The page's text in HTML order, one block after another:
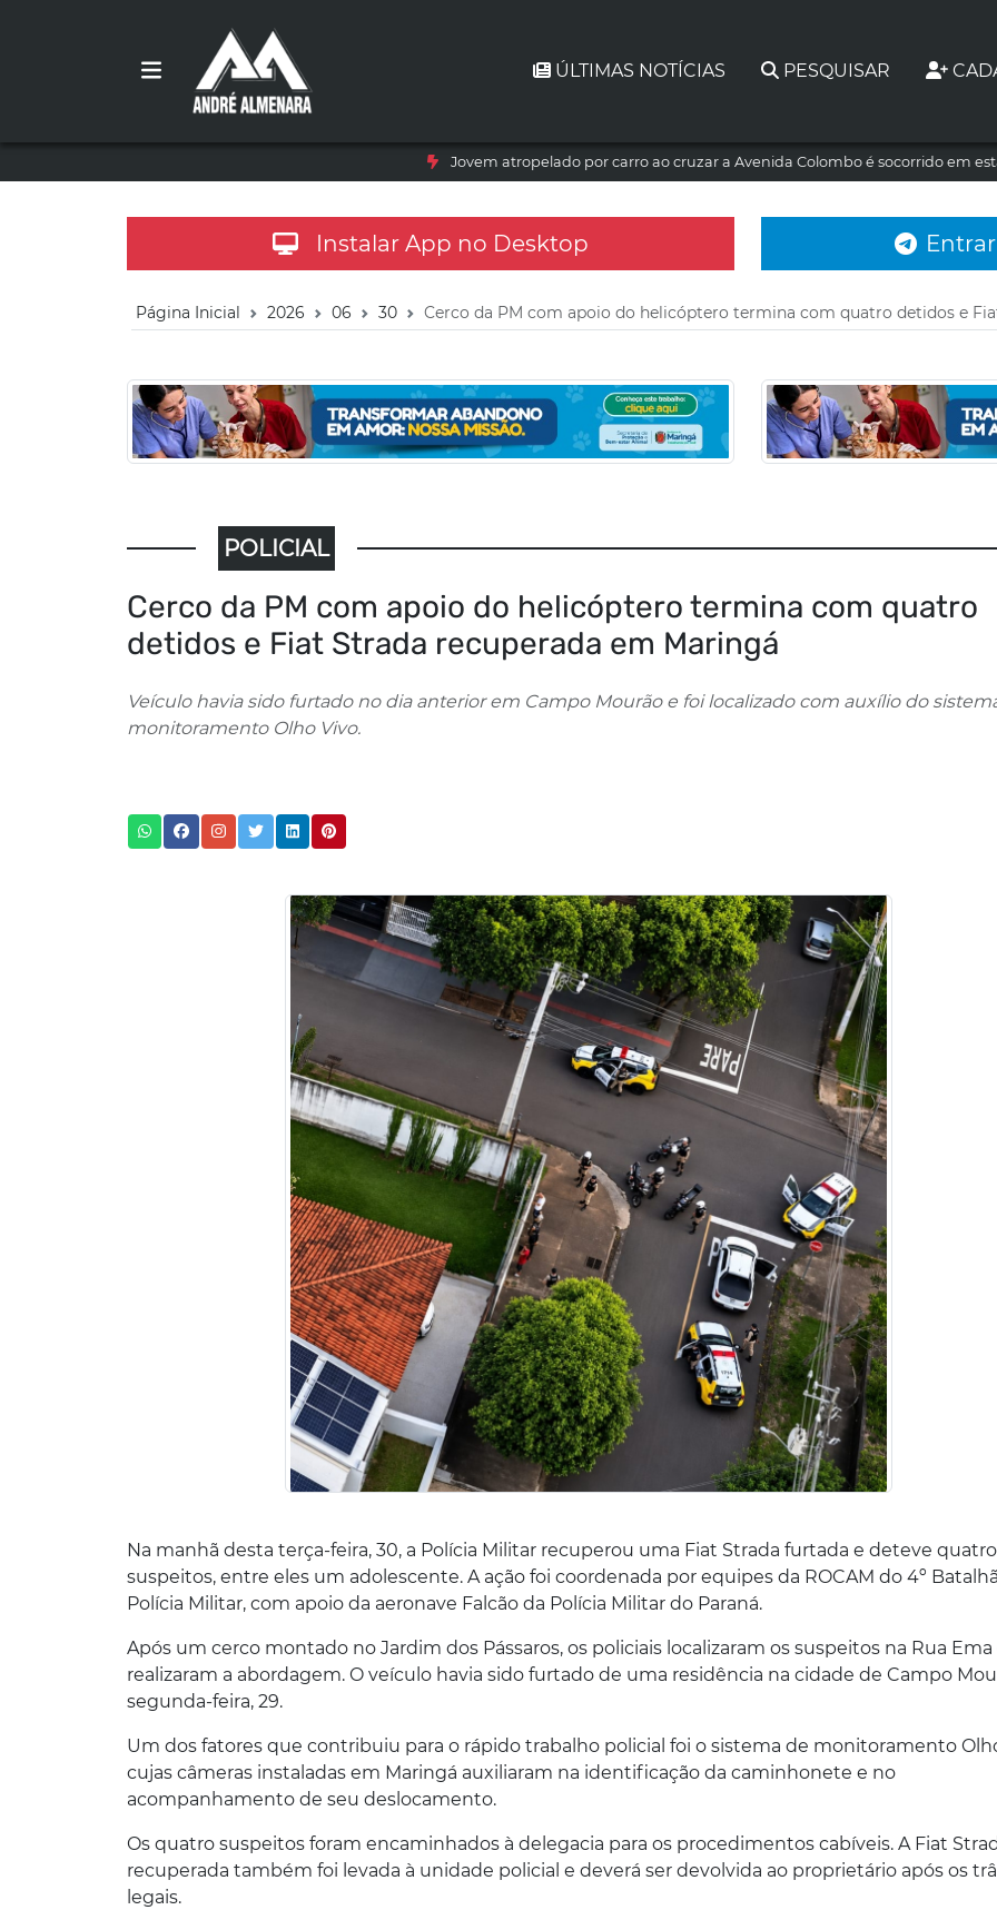
ÚLTIMAS NOTÍCIAS PESQUISAR
Jovem atropelado por carro ao cruzar a Avenida Colombo é socorrido em
Instalar App no Desktop
Página Inicial 2026 06 30 Cerco da PM com apoio do helicóptero termina com quatro detidos e
POLICIAL
Cerco da PM com apoio do helicóptero termina com quatro
detidos e Fiat Strada recuperada em Maringá
Veículo havia sido furtado no dia anterior em Campo Mourão e foi localizado com auxílio do
monitoramento Olho Vivo.
Na manhã desta terça-feira, 30, a Polícia Militar recuperou uma Fiat Strada furtada e deteve quatro
suspeitos, entre eles um adolescente. A ação foi coordenada por equipes da ROCAM do 4º
Polícia Militar, com apoio da aeronave Falcão da Polícia Militar do Paraná.
Após um cerco montado no Jardim dos Pássaros, os policiais localizaram os suspeitos na Rua Ema
realizaram a abordagem. O veículo havia sido furtado de uma residência na cidade de Campo
segunda-feira, 29.
Um dos fatores que contribuiu para o rápido trabalho policial foi o sistema de monitoramento
cujas câmeras instaladas em Maringá auxiliaram na identificação da caminhonete e no
acompanhamento de seu deslocamento.
Os quatro suspeitos foram encaminhados à delegacia para os procedimentos cabíveis. A Fiat
recuperada também foi levada à unidade policial e deverá ser devolvida ao proprietário após os
legais.